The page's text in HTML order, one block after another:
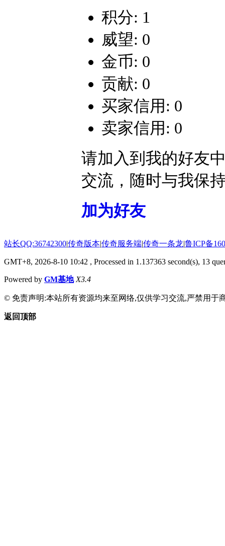
积分: 1
威望: 0
金币: 0
贡献: 0
买家信用: 0
卖家信用: 0
请加入到我的好友
交流，随时与我保
加为好友
站长QQ:36742300|传奇版本|传奇服务端|传奇一条龙|鲁ICP备
GMT+8, 2026-8-10 10:42 , Processed in 1.137363 second(s), 13
Powered by GM基地 X3.4
© 免责声明:本站所有资源均来至网络,仅供学习交流,严禁用于
返回顶部